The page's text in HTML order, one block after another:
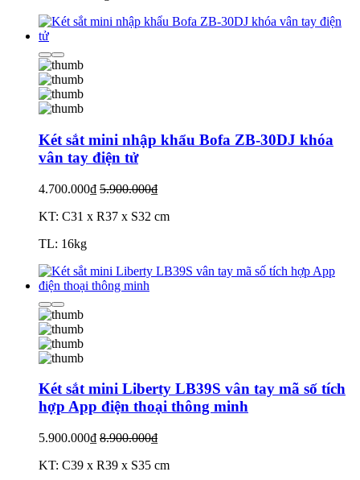
Két sắt mini nhập khẩu Bofa ZB-30DJ khóa
vân tay điện tử
4.700.000₫ 5.900.000₫
KT: C31 x R37 x S32 cm
TL: 16kg
Két sắt mini Liberty LB39S vân tay mã số tích
hợp App điện thoại thông minh
5.900.000₫ 8.900.000₫
KT: C39 x R39 x S35 cm